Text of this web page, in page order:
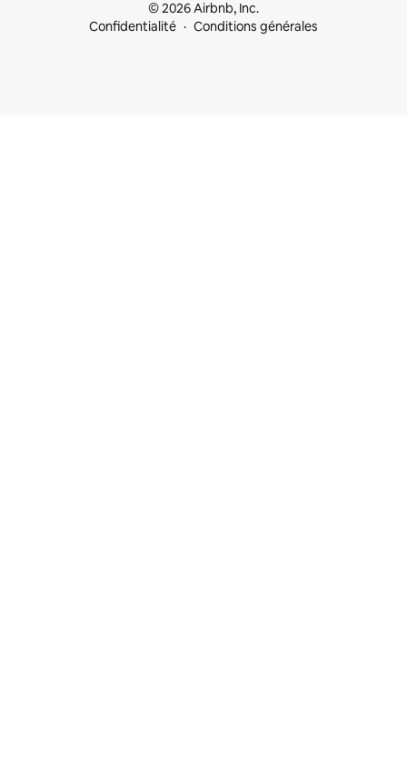
© 2026 Airbnb, Inc.
Confidentialité
Conditions générales